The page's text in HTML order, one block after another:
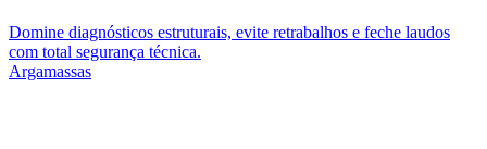
Domine diagnósticos estruturais, evite retrabalhos e feche laudos
com total segurança técnica.
Argamassas